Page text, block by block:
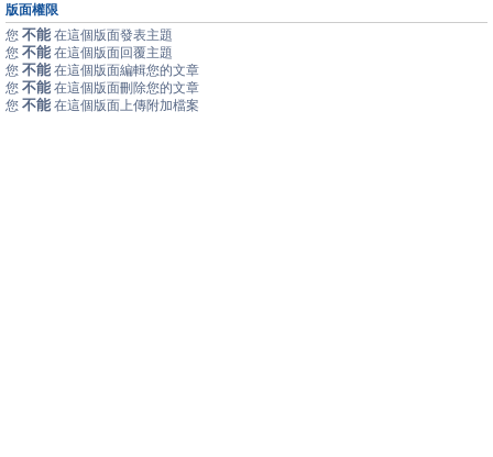
版面權限
您 不能 在這個版面發表主題
您 不能 在這個版面回覆主題
您 不能 在這個版面編輯您的文章
您 不能 在這個版面刪除您的文章
您 不能 在這個版面上傳附加檔案